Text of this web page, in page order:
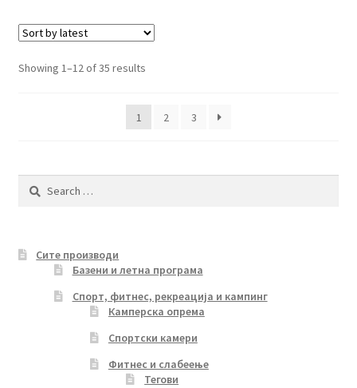
Showing 1–12 of 35 resultsSorted
latest
1
2 3
Search
Сите производи
Базени и летна програма
Спорт, фитнес, рекреација и кампинг
Камперска опрема
Спортски камери
Фитнес и слабеење
Тегови